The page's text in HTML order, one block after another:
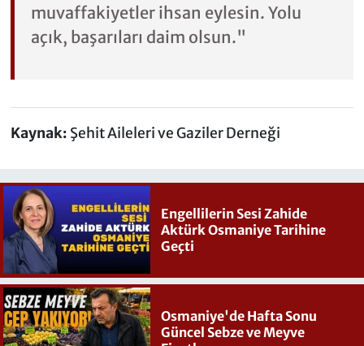
muvaffakiyetler ihsan eylesin. Yolu
açık, başarıları daim olsun."
Kaynak: Şehit Aileleri ve Gaziler Derneği
Engellilerin Sesi Zahide
Aktürk Osmaniye Tarihine
Geçti
Osmaniye'de Hafta Sonu
Güncel Sebze ve Meyve